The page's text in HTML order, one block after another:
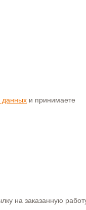
данных и принимаете
на заказанную